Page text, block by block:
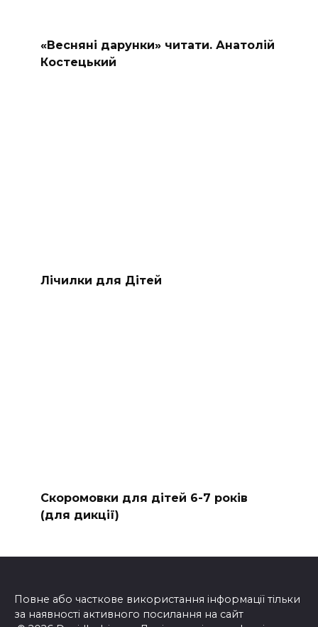
«Весняні дарунки» читати. Анатолій
Костецький
Лічилки для Дітей
Скоромовки для дітей 6-7 років
(для дикції)
Повне або часткове використання інформації тільки
за наявності активного посилання на сайт